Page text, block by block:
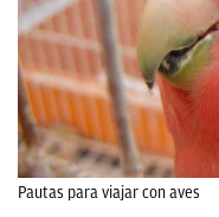
Pautas para viajar con aves